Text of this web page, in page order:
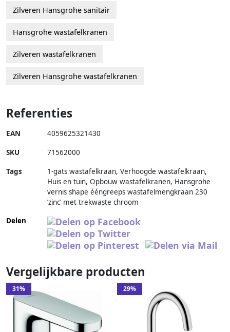
Zilveren Hansgrohe sanitair
Hansgrohe wastafelkranen
Zilveren wastafelkranen
Zilveren Hansgrohe wastafelkranen
Referenties
EAN 4059625321430
SKU 71562000
Tags
1-gats wastafelkraan, Verhoogde wastafelkraan,
Huis en tuin, Opbouw wastafelkranen, Hansgrohe
vernis shape ééngreeps wastafelmengkraan 230
’zinc’ met trekwaste chroom
Delen
Vergelijkbare producten
31% 29%